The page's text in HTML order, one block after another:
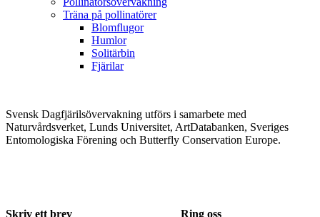
Träna på pollinatörer
Blomflugor
Humlor
Solitärbin
Fjärilar
Svensk Dagfjärilsövervakning utförs i samarbete med
Naturvårdsverket, Lunds Universitet, ArtDatabanken, Sveriges
Entomologiska Förening och Butterfly Conservation Europe.
Skriv ett brev Ring oss